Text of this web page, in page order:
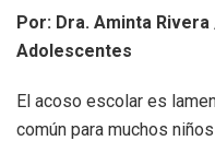
Por: Dra. Aminta Rivera
Adolescentes
El acoso escolar es
común para muchos